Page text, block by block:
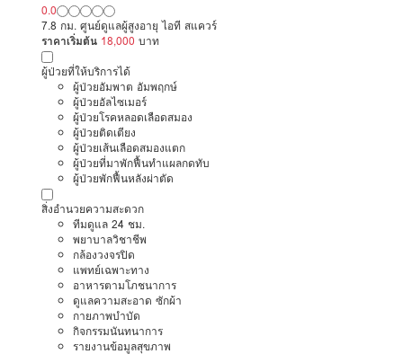
0.0
7.8 กม. ศูนย์ดูแลผู้สูงอายุ ไอที สแควร์
ราคาเริ่มต้น 18,000 บาท
ผู้ป่วยที่ให้บริการได้
ผู้ป่วยอัมพาต อัมพฤกษ์
ผู้ป่วยอัลไซเมอร์
ผู้ป่วยโรคหลอดเลือดสมอง
ผู้ป่วยติดเตียง
ผู้ป่วยเส้นเลือดสมองแตก
ผู้ป่วยที่มาพักฟื้นทำแผลกดทับ
ผู้ป่วยพักฟื้นหลังผ่าตัด
สิ่งอำนวยความสะดวก
ทีมดูแล 24 ชม.
พยาบาลวิชาชีพ
กล้องวงจรปิด
แพทย์เฉพาะทาง
อาหารตามโภชนาการ
ดูแลความสะอาด ซักผ้า
กายภาพบำบัด
กิจกรรมนันทนาการ
รายงานข้อมูลสุขภาพ